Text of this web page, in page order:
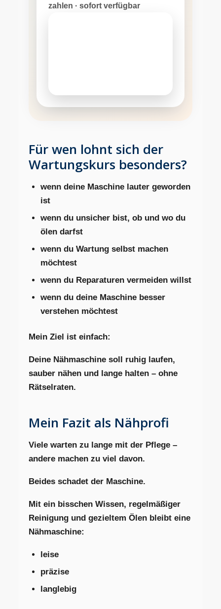
zahlen · sofort verfügbar
Für wen lohnt sich der
Wartungskurs besonders?
wenn deine Maschine lauter geworden
ist
wenn du unsicher bist, ob und wo du
ölen darfst
wenn du Wartung selbst machen
möchtest
wenn du Reparaturen vermeiden willst
wenn du deine Maschine besser
verstehen möchtest
Mein Ziel ist einfach:
Deine Nähmaschine soll ruhig laufen,
sauber nähen und lange halten – ohne
Rätselraten.
Mein Fazit als Nähprofi
Viele warten zu lange mit der Pflege –
andere machen zu viel davon.
Beides schadet der Maschine.
Mit ein bisschen Wissen, regelmäßiger
Reinigung und gezieltem Ölen bleibt eine
Nähmaschine:
leise
präzise
langlebig